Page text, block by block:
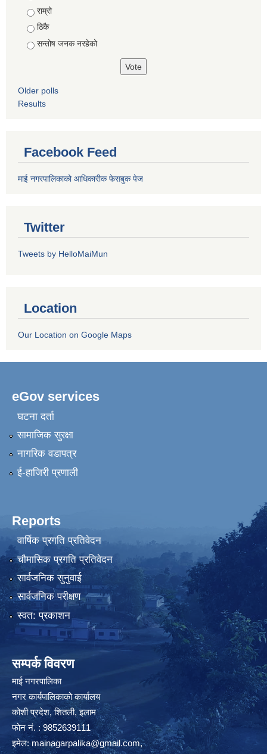
राम्रो
ठिकै
सन्तोष जनक नरहेको
Older polls
Results
Facebook Feed
माई नगरपालिकाको आधिकारीक फेसबुक पेज
Twitter
Tweets by HelloMaiMun
Location
Our Location on Google Maps
eGov services
घटना दर्ता
सामाजिक सुरक्षा
नागरिक वडापत्र
ई-हाजिरी प्रणाली
Reports
वार्षिक प्रगति प्रतिवेदन
चौमासिक प्रगति प्रतिवेदन
सार्वजनिक सुनुवाई
सार्वजनिक परीक्षण
स्वत: प्रकाशन
सम्पर्क विवरण
माई नगरपालिका
नगर कार्यपालिकाको कार्यालय
कोशी प्रदेश, शितली, इलाम
फोन नं. : 9852639111
इमेल:mainagarpalika@gmail.com,